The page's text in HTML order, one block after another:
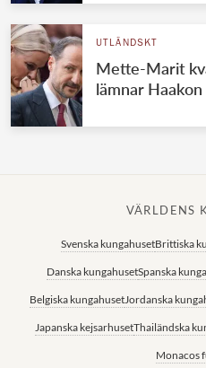
UTLÄNDSKT
Mette-Marit
lämnar
VÄRLDENS
Svenska kungahusetBrittiska
Danska kungahusetSpanska
Belgiska kungahusetJordanska
Japanska kejsarhusetThailändska
Monacos